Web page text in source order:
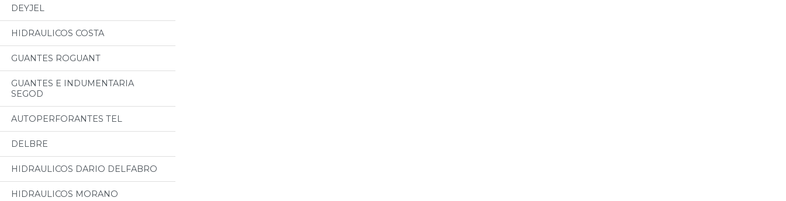
DEYJEL
HIDRAULICOS COSTA
GUANTES ROGUANT
GUANTES E INDUMENTARIA
SEGOD
AUTOPERFORANTES TEL
DELBRE
HIDRAULICOS DARIO DELFABRO
HIDRAULICOS MORANO